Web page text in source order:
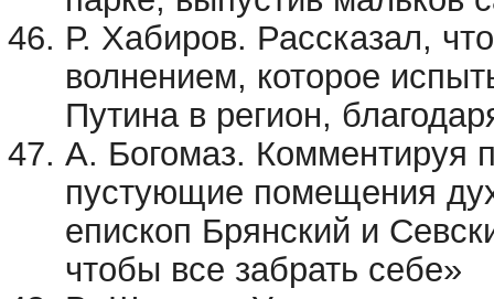
Р. Хабиров. Рассказал,
волнением, которое
Путина в регион,
А. Богомаз. Комментируя
пустующие помещения
епископ Брянский и
чтобы все забрать себе»